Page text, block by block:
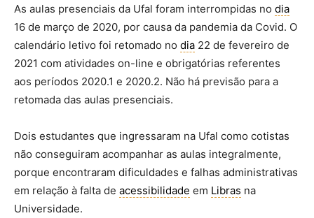
As aulas presenciais da Ufal foram interrompidas no dia
16 de março de 2020, por causa da pandemia da Covid. O
calendário letivo foi retomado no dia 22 de fevereiro de
2021 com atividades on-line e obrigatórias referentes
aos períodos 2020.1 e 2020.2. Não há previsão para a
retomada das aulas presenciais.
Dois estudantes que ingressaram na Ufal como cotistas
não conseguiram acompanhar as aulas integralmente,
porque encontraram dificuldades e falhas administrativas
em relação à falta de acessibilidade em Libras na
Universidade.